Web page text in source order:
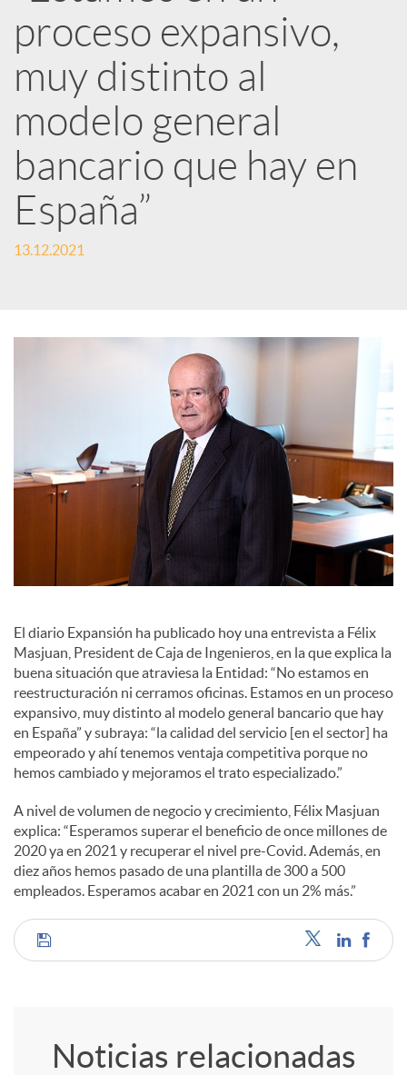
e
d
e
s
S
a
s
proceso expansivo,
muy distinto al
modelo general
bancario que hay en
España”
13.12.2021
El diario Expansión ha publicado hoy una entrevista a Félix
Masjuan, President de Caja de Ingenieros, en la que explica la
buena situación que atraviesa la Entidad: “No estamos en
reestructuración ni cerramos oficinas. Estamos en un proceso
expansivo, muy distinto al modelo general bancario que hay
en España” y subraya: “la calidad del servicio [en el sector] ha
empeorado y ahí tenemos ventaja competitiva porque no
hemos cambiado y mejoramos el trato especializado.”
A nivel de volumen de negocio y crecimiento, Félix Masjuan
explica: “Esperamos superar el beneficio de once millones de
2020 ya en 2021 y recuperar el nivel pre-Covid. Además, en
diez años hemos pasado de una plantilla de 300 a 500
empleados. Esperamos acabar en 2021 con un 2% más.”
C
Noticias relacionadas